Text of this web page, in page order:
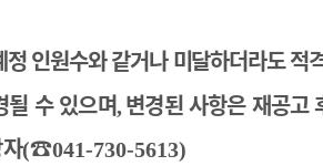
인원수와 같거나 미달하더라도 적
될 수 있으며,변경된 사항은 재공고
(☎041-730-5613)